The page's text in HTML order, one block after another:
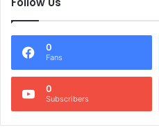
0
Fans
0
Subscribers